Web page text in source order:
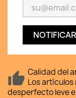
Calidad del
Los
desperfecto leve